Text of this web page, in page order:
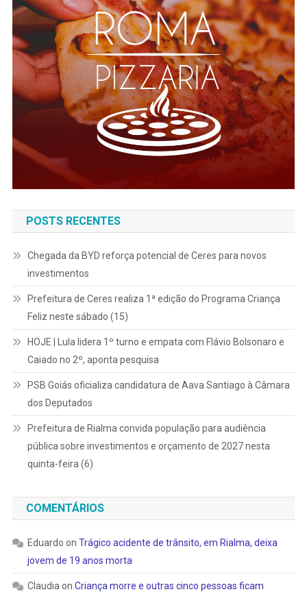
POSTS RECENTES
Chegada da BYD reforça potencial de Ceres para novos
investimentos
Prefeitura de Ceres realiza 1ª edição do Programa Criança
Feliz neste sábado (15)
HOJE | Lula lidera 1º turno e empata com Flávio Bolsonaro e
Caiado no 2º, aponta pesquisa
PSB Goiás oficializa candidatura de Aava Santiago à Câmara
dos Deputados
Prefeitura de Rialma convida população para audiência
pública sobre investimentos e orçamento de 2027 nesta
quinta-feira (6)
COMENTÁRIOS
Eduardo on Trágico acidente de trânsito, em Rialma, deixa
jovem de 19 anos morta
Claudia on Criança morre e outras cinco pessoas ficam